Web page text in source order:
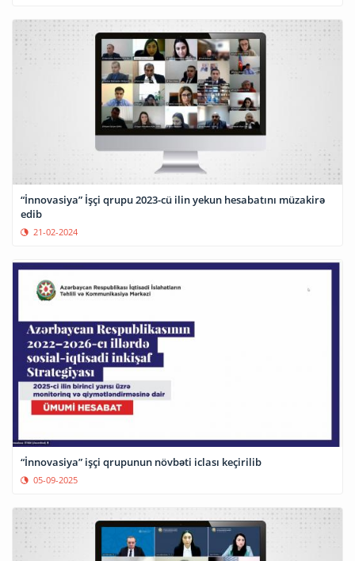
“İnnovasiya” İşçi qrupu 2023-cü ilin yekun hesabatını müzakirə
edib
21-02-2024
“İnnovasiya” işçi qrupunun növbəti iclası keçirilib
05-09-2025